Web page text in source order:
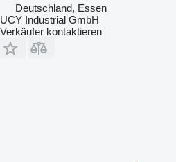
Deutschland, Essen
UCY Industrial GmbH
Verkäufer kontaktieren